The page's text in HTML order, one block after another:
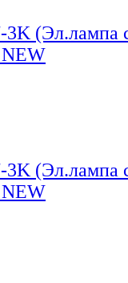
(Эл.лампа
(Эл.лампа